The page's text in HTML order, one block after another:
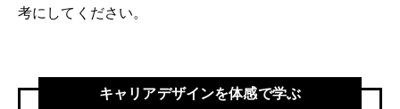
考にしてください。
キャリアデザインを体感で学ぶ